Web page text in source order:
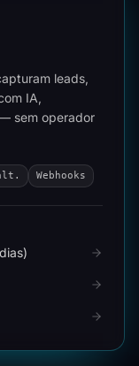
leads,
IA,
sem operador
Webhooks